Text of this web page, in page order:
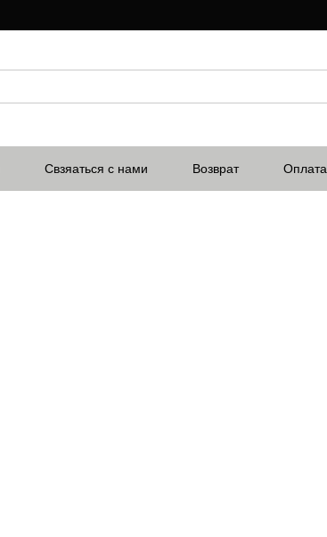
Свзяаться с нами Возврат Оплата